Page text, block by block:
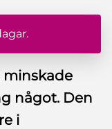
minskade
något. Den
i